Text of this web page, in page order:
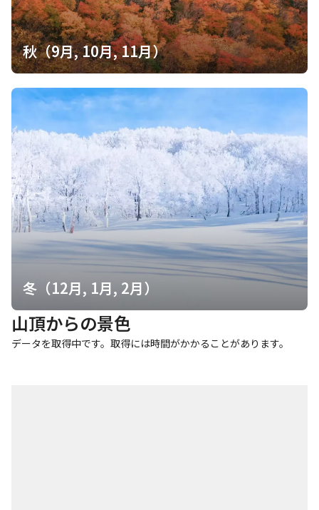
秋（9月, 10月, 11月）
冬（12月, 1月, 2月）
山頂からの景色
データを取得中です。取得には時間がかかることがあります。